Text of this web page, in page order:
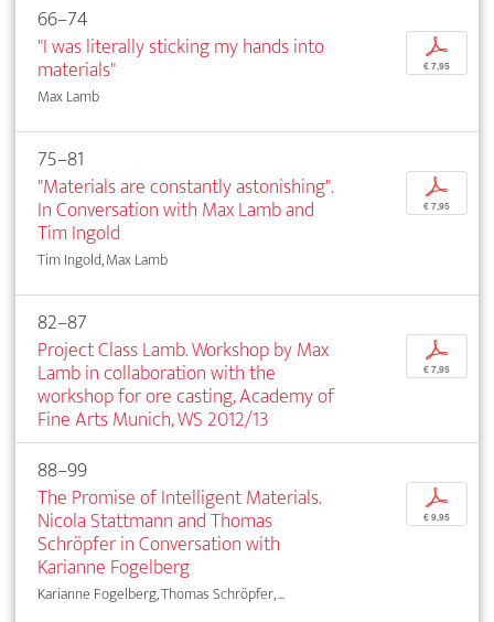
66–74
"I was literally sticking my hands into
materials"
Max Lamb
p
€ 7,95
75–81
"Materials are constantly astonishing".
In Conversation with Max Lamb and
Tim Ingold
Tim Ingold, Max Lamb
p
€ 7,95
82–87
Project Class Lamb. Workshop by Max
Lamb in collaboration with the
workshop for ore casting, Academy of
Fine Arts Munich, WS 2012/13
p
€ 7,95
88–99
The Promise of Intelligent Materials.
Nicola Stattmann and Thomas
Schröpfer in Conversation with
Karianne Fogelberg
Karianne Fogelberg, Thomas Schröpfer, ...
p
€ 9,95